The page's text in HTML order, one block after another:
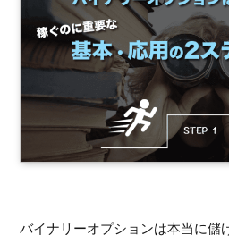
バイナリーオプションは本当に儲